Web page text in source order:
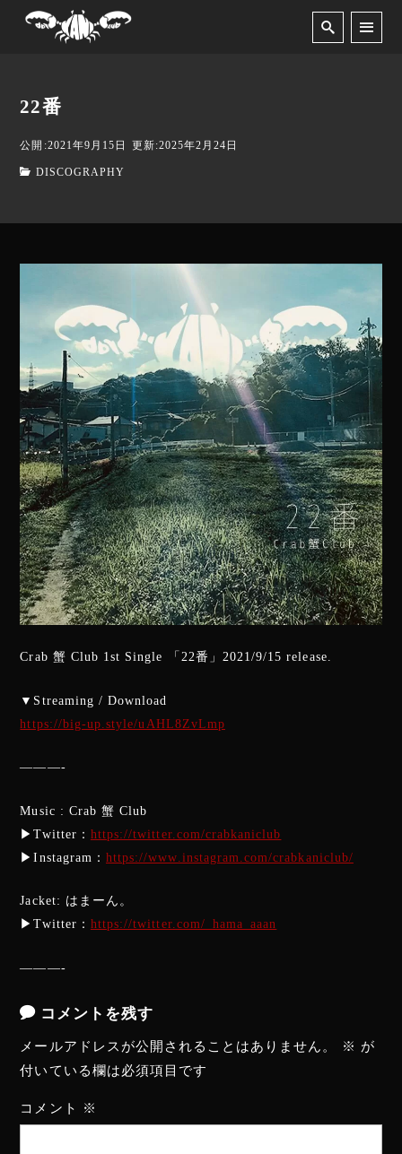
22番
公開:2021年9月15日 更新:2025年2月24日
DISCOGRAPHY
Crab 蟹 Club 1st Single 「22番」2021/9/15 release.
▼Streaming / Download
https://big-up.style/uAHL8ZvLmp
———-
Music : Crab 蟹 Club
▶︎Twitter： https://twitter.com/crabkaniclub
▶︎Instagram： https://www.instagram.com/crabkaniclub/
Jacket: はまーん。
▶︎Twitter： https://twitter.com/_hama_aaan
———-
コメントを残す
メールアドレスが公開されることはありません。 ※ が
付いている欄は必須項目です
コメント ※